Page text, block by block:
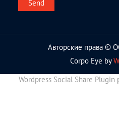
Авторские права ©
Corpo Eye by
Wordpress Social Share Plugin